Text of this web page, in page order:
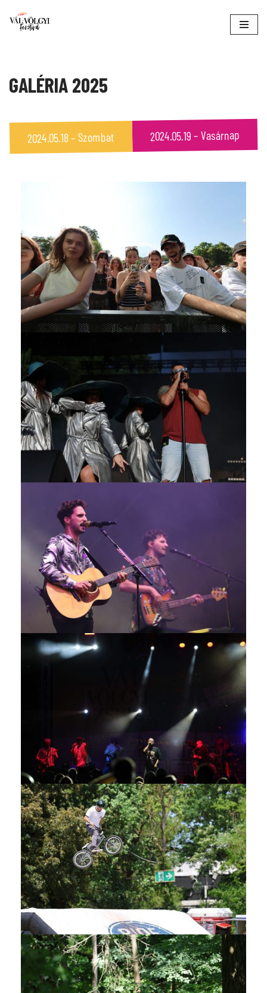
Skip
content
GALÉRIA 2025
2024.05.18 – Szombat 2024.05.19 – Vasárnap